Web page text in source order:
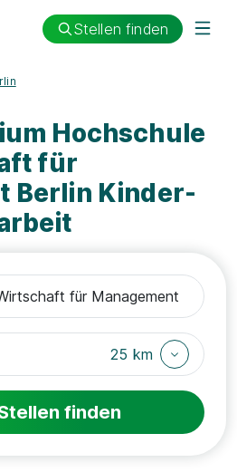
Stellen finden
Hochschule
für
Berlin Kinder-
25 km
finden